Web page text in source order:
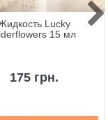
Lucky
15 мл
175 грн.